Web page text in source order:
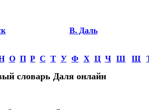
В. Даль
О П Р С Т У Ф Х Ц Ч Ш Щ
словарь Даля онлайн